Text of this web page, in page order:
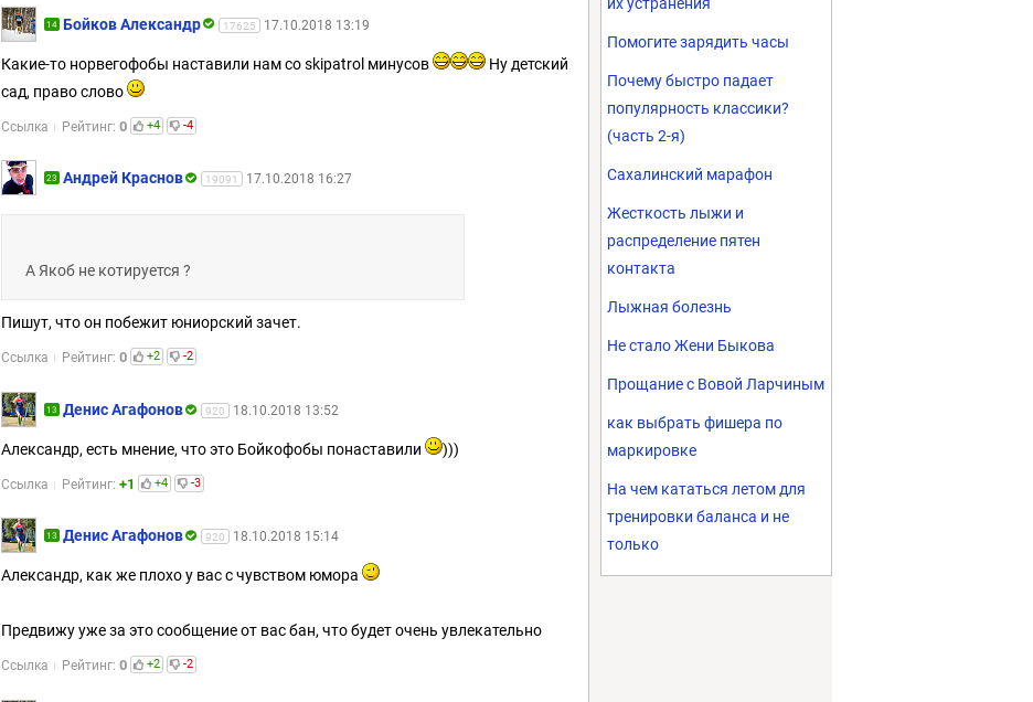
14 Бойков Александр 17625 17.10.2018 13:19
Какие-то норвегофобы наставили нам со skipatrol минусов
Ну детский
сад, право слово
Ссылка Рейтинг: 0 +4 -4
23 Андрей Краснов 19091 17.10.2018 16:27
А Якоб не котируется ?
Пишут, что он побежит юниорский зачет.
Ссылка Рейтинг: 0 +2 -2
13 Денис Агафонов 920 18.10.2018 13:52
Александр, есть мнение, что это Бойкофобы понаставили )))
Ссылка Рейтинг: +1 +4 -3
13 Денис Агафонов 920 18.10.2018 15:14
Александр, как же плохо у вас с чувством юмора
Предвижу уже за это сообщение от вас бан, что будет очень увлекательно
Ссылка Рейтинг: 0 +2 -2
Помогите зарядить часы
Почему быстро падает
популярность классики?
(часть 2-я)
Сахалинский марафон
Жесткость лыжи и
распределение пятен
контакта
Лыжная болезнь
Не стало Жени Быкова
Прощание с Вовой Ларчиным
как выбрать фишера по
маркировке
На чем кататься летом для
тренировки баланса и не
только